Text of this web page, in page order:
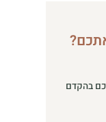
בהקדם